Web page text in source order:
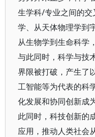
生学科/专业之间的
学、从天体物理学到
从生物学到生命科学
与此同时，科学与技
界限被打破，产生了
工智能等为代表的科
化发展和协同创新成
此同时，科技创新的
应用，推动人类社会